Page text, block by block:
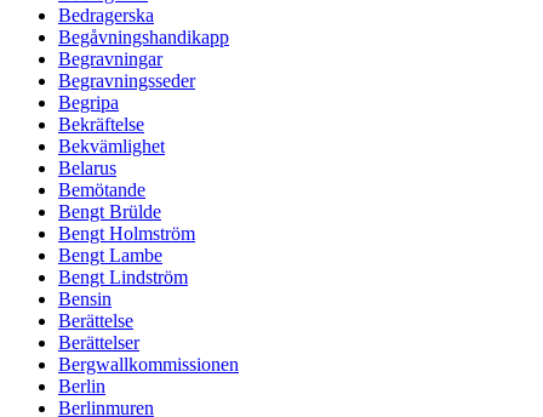
Bedragerska
Begåvningshandikapp
Begravningar
Begravningsseder
Begripa
Bekräftelse
Bekvämlighet
Belarus
Bemötande
Bengt Brülde
Bengt Holmström
Bengt Lambe
Bengt Lindström
Bensin
Berättelse
Berättelser
Bergwallkommissionen
Berlin
Berlinmuren